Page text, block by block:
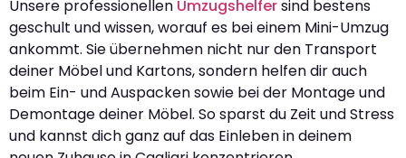
Unsere professionellen Umzugshelfersind bestens
geschult und wissen, worauf es bei einem Mini-Umzug
ankommt. Sie übernehmen nicht nur den Transport
deiner Möbel und Kartons, sondern helfen dir auch
beim Ein- und Auspacken sowie bei der Montage und
Demontage deiner Möbel. So sparst du Zeit und Stress
und kannst dich ganz auf das Einleben in deinem